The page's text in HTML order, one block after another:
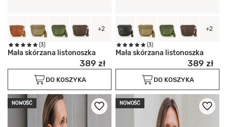
+2
(3)
Mała skórzana listonoszka
389 zł
DO KOSZYKA
+2
(3)
Mała skórzana listonoszka
389 zł
DO KOSZYKA
NOWOŚĆ NOWOŚĆ